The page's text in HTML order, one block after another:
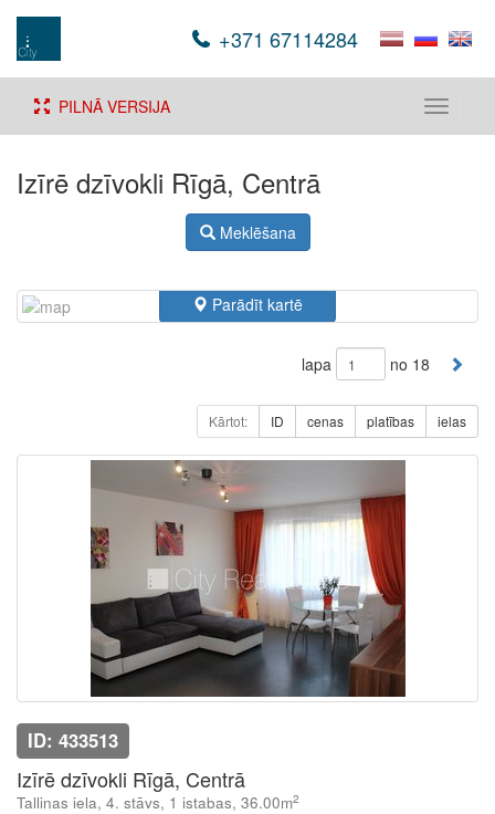
+371 67114284
Toggle
PILNĀ VERSIJA
Izīrē dzīvokli Rīgā, Centrā
Meklēšana
Parādīt kartē
lapa no 18
Kārtot: ID cenas platības ielas
ID: 433513
Izīrē dzīvokli Rīgā, Centrā
Tallinas iela, 4. stāvs, 1 istabas, 36.00m2